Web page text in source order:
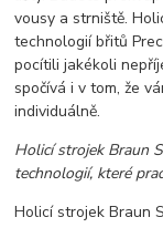
vousy a strniště.
technologií břitů
pocítili jakékoli
spočívá i v tom, že
individuálně.
Holicí strojek Braun
technologií, které
Holicí strojek Braun